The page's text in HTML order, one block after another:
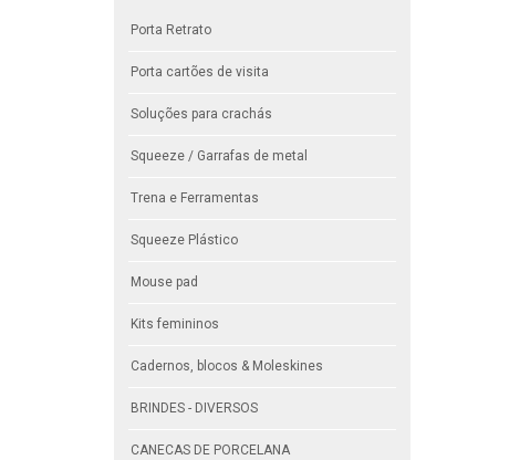
Porta Retrato
Porta cartões de visita
Soluções para crachás
Squeeze / Garrafas de metal
Trena e Ferramentas
Squeeze Plástico
Mouse pad
Kits femininos
Cadernos, blocos & Moleskines
BRINDES - DIVERSOS
CANECAS DE PORCELANA